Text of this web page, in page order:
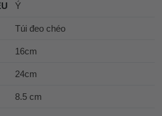
Ý
Túi đeo chéo
16cm
24cm
8.5 cm